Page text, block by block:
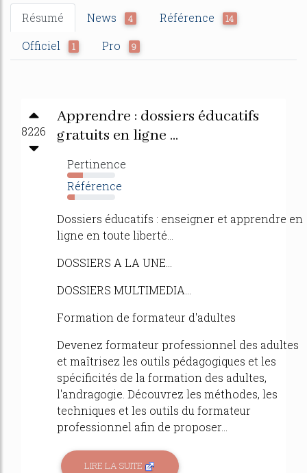
Résumé News 4 Référence 14
Officiel 1 Pro 9
8226
Apprendre : dossiers éducatifs
gratuits en ligne ...
Pertinence
33%
Référence
16%
Dossiers éducatifs : enseigner et apprendre en
ligne en toute liberté...
DOSSIERS A LA UNE...
DOSSIERS MULTIMEDIA...
Formation de formateur d'adultes
Devenez formateur professionnel des adultes
et maîtrisez les outils pédagogiques et les
spécificités de la formation des adultes,
l'andragogie. Découvrez les méthodes, les
techniques et les outils du formateur
professionnel afin de proposer...
LIRE LA SUITE